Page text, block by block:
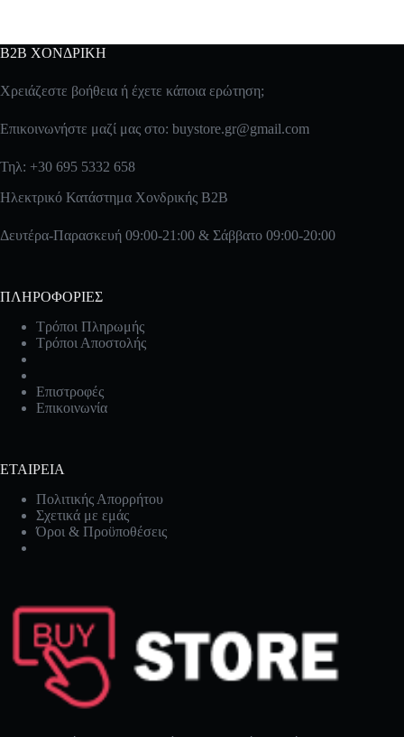
B2B ΧΟΝΔΡΙΚΗ
Χρειάζεστε βοήθεια ή έχετε κάποια ερώτηση;
Επικοινωνήστε μαζί μας στο: buystore.gr@gmail.com
Τηλ: +30 695 5332 658
Ηλεκτρικό Κατάστημα Χονδρικής B2B
Δευτέρα-Παρασκευή 09:00-21:00 & Σάββατο 09:00-20:00
ΠΛΗΡΟΦΟΡΙΕΣ
Τρόποι Πληρωμής
Τρόποι Αποστολής
Επιστροφές
Επικοινωνία
ΕΤΑΙΡΕΙΑ
Πολιτικής Απορρήτου
Σχετικά με εμάς
Όροι & Προϋποθέσεις